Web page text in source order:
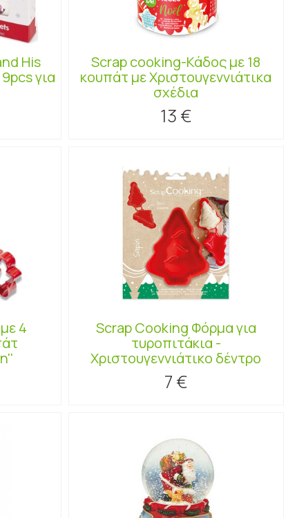
His
για
Scrap cooking-Κάδος με 18
κουπάτ με Χριστουγεννιάτικα
σχέδια
13 €
4
Scrap Cooking Φόρμα για
τυροπιτάκια -
Χριστουγεννιάτικο δέντρο
7 €